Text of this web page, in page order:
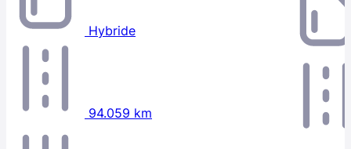
Hybride
94.059 km